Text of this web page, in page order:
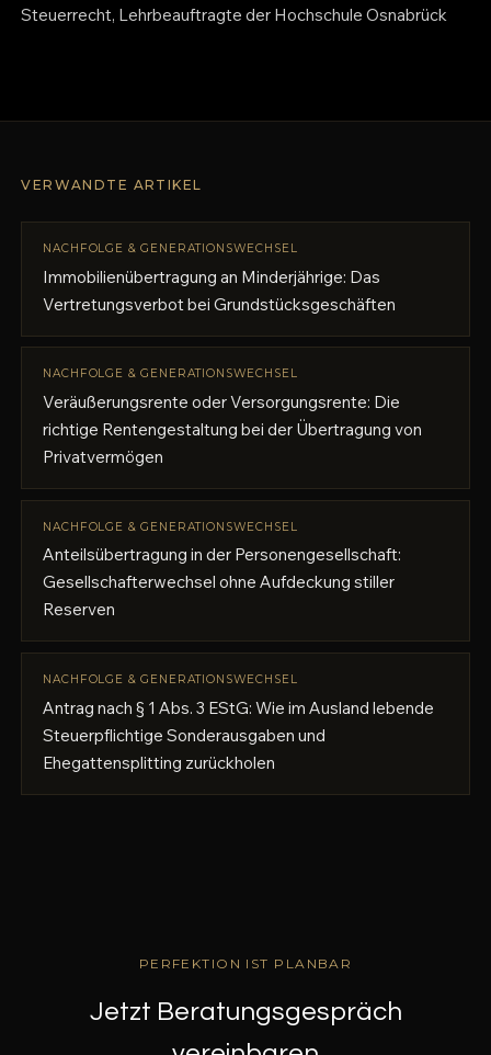
Steuerrecht, Lehrbeauftragte der Hochschule Osnabrück
VERWANDTE ARTIKEL
NACHFOLGE & GENERATIONSWECHSEL
Immobilienübertragung an Minderjährige: Das
Vertretungsverbot bei Grundstücksgeschäften
NACHFOLGE & GENERATIONSWECHSEL
Veräußerungsrente oder Versorgungsrente: Die
richtige Rentengestaltung bei der Übertragung von
Privatvermögen
NACHFOLGE & GENERATIONSWECHSEL
Anteilsübertragung in der Personengesellschaft:
Gesellschafterwechsel ohne Aufdeckung stiller
Reserven
NACHFOLGE & GENERATIONSWECHSEL
Antrag nach § 1 Abs. 3 EStG: Wie im Ausland lebende
Steuerpflichtige Sonderausgaben und
Ehegattensplitting zurückholen
PERFEKTION IST PLANBAR
Jetzt Beratungsgespräch